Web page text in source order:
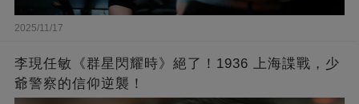
2025/11/17
李現任敏《群星閃耀時》絕了！1936 上海諜戰，少
爺警察的信仰逆襲！